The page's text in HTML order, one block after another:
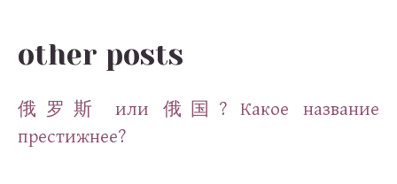
other posts
俄罗斯 или 俄国? Какое название
престижнее?